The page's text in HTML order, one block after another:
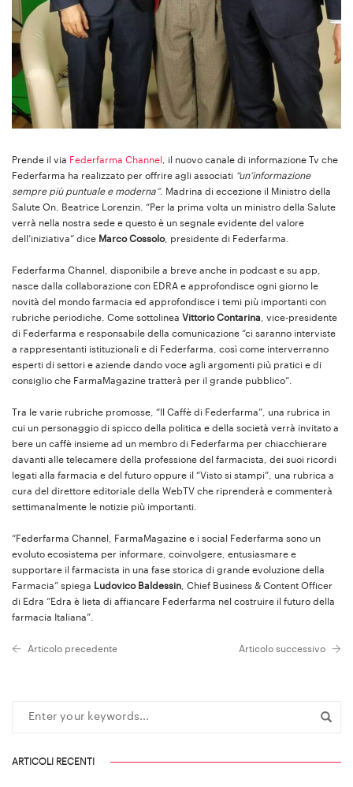
Prende il via Federfarma Channel
, il nuovo canale di informazione Tv che
Federfarma ha realizzato per offrire agli associati “un’informazione
sempre più puntuale e moderna”. Madrina di eccezione il Ministro della
Salute On. Beatrice Lorenzin. “Per la prima volta un ministro della Salute
verrà nella nostra sede e questo è un segnale evidente del valore
dell’iniziativa” dice Marco Cossolo, presidente di Federfarma.
Federfarma Channel, disponibile a breve anche in podcast e su app,
nasce dalla collaborazione con EDRA e approfondisce ogni giorno le
novità del mondo farmacia ed approfondisce i temi più importanti con
rubriche periodiche. Come sottolinea Vittorio Contarina , vice-presidente
di Federfarma e responsabile della comunicazione “ci saranno interviste
a rappresentanti istituzionali e di Federfarma, così come interverranno
esperti di settori e aziende dando voce agli argomenti più pratici e di
consiglio che FarmaMagazine tratterà per il grande pubblico”.
Tra le varie rubriche promosse, “Il Caffè di Federfarma”, una rubrica in
cui un personaggio di spicco della politica e della società verrà invitato a
bere un caffè insieme ad un membro di Federfarma per chiacchierare
davanti alle telecamere della professione del farmacista, dei suoi ricordi
legati alla farmacia e del futuro oppure il “Visto si stampi”, una rubrica a
cura del direttore editoriale della WebTV che riprenderà e commenterà
settimanalmente le notizie più importanti.
“Federfarma Channel, FarmaMagazine e i social Federfarma sono un
evoluto ecosistema per informare, coinvolgere, entusiasmare e
supportare il farmacista in una fase storica di grande evoluzione della
Farmacia” spiega Ludovico Baldessin , Chief Business & Content Officer
di Edra “Edra è lieta di affiancare Federfarma nel costruire il futuro della
farmacia Italiana”.
Articolo precedente Articolo successivo
ARTICOLI RECENTI